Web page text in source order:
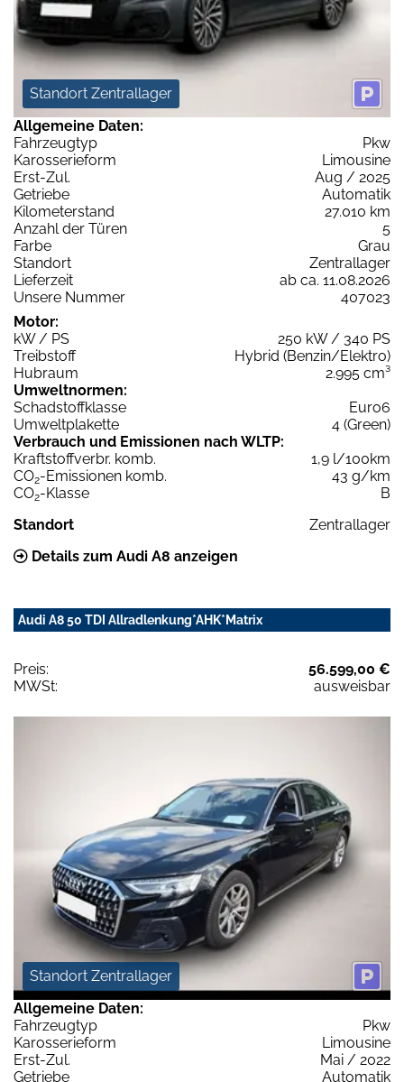
Standort Zentrallager
Allgemeine Daten:
Fahrzeugtyp
Pkw
Karosserieform
Limousine
Erst-Zul.
Aug / 2025
Getriebe
Automatik
Kilometerstand
27.010 km
Anzahl der Türen
5
Farbe
Grau
Standort
Zentrallager
Lieferzeit
ab ca. 11.08.2026
Unsere Nummer
407023
Motor:
kW / PS
250 kW / 340 PS
Treibstoff
Hybrid (Benzin/Elektro)
Hubraum
2.995 cm³
Umweltnormen:
Schadstoffklasse
Euro6
Umweltplakette
4 (Green)
Verbrauch und Emissionen nach WLTP:
Kraftstoffverbr. komb.
1,9 l/100km
CO2-Emissionen komb.
43 g/km
CO2-Klasse
B
Standort
Zentrallager
Details zum Audi A8 anzeigen
Audi A8 50 TDI Allradlenkung*AHK*Matrix
Preis:
56.599,00 €
MWSt:
ausweisbar
Standort Zentrallager
Allgemeine Daten:
Fahrzeugtyp
Pkw
Karosserieform
Limousine
Erst-Zul.
Mai / 2022
Getriebe
Automatik